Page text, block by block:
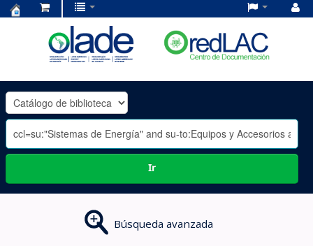
OLADE
-
Ir
Búsqueda avanzada